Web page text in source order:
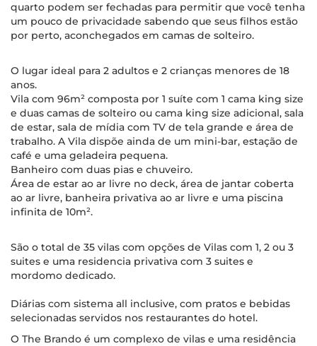
quarto podem ser fechadas para permitir que você tenha
um pouco de privacidade sabendo que seus filhos estão
por perto, aconchegados em camas de solteiro.
O lugar ideal para 2 adultos e 2 crianças menores de 18
anos.
Vila com 96m² composta por 1 suíte com 1 cama king size
e duas camas de solteiro ou cama king size adicional, sala
de estar, sala de mídia com TV de tela grande e área de
trabalho. A Vila dispõe ainda de um mini-bar, estação de
café e uma geladeira pequena.
Banheiro com duas pias e chuveiro.
Área de estar ao ar livre no deck, área de jantar coberta
ao ar livre, banheira privativa ao ar livre e uma piscina
infinita de 10m².
São o total de 35 vilas com opções de Vilas com 1, 2 ou 3
suites e uma residencia privativa com 3 suites e
mordomo dedicado.
Diárias com sistema all inclusive, com pratos e bebidas
selecionadas servidos nos restaurantes do hotel.
O The Brando é um complexo de vilas e uma residência